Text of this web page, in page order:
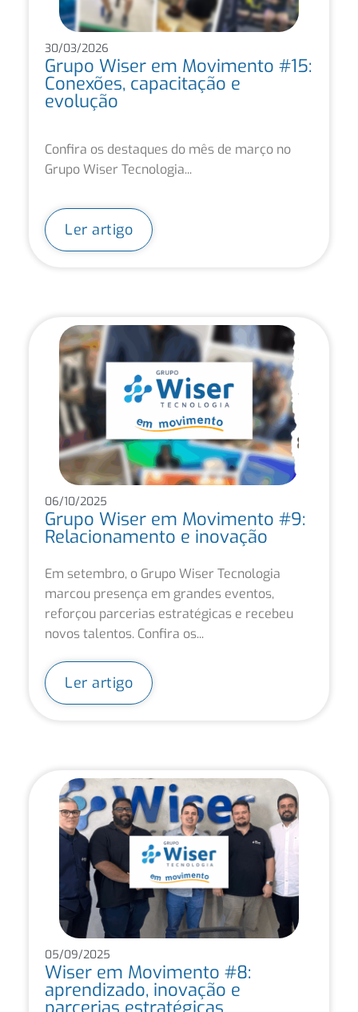
30/03/2026
Grupo Wiser em Movimento #15:
Conexões, capacitação e
evolução
Confira os destaques do mês de março no
Grupo Wiser Tecnologia...
Ler artigo
06/10/2025
Grupo Wiser em Movimento #9:
Relacionamento e inovação
Em setembro, o Grupo Wiser Tecnologia
marcou presença em grandes eventos,
reforçou parcerias estratégicas e recebeu
novos talentos. Confira os...
Ler artigo
05/09/2025
Wiser em Movimento #8:
aprendizado, inovação e